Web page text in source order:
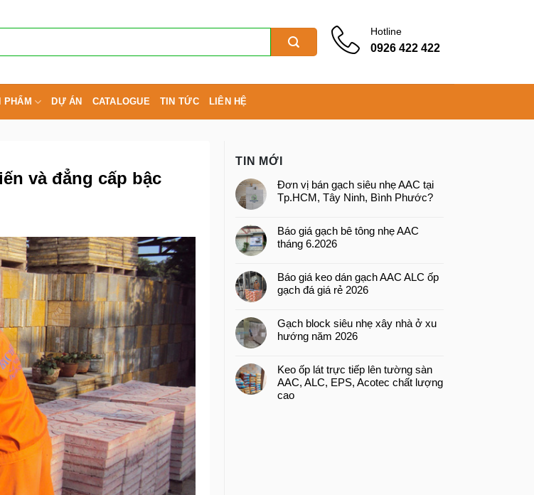
Hotline
0926 422 422
PHẨM DỰ ÁN CATALOGUE TIN TỨC LIÊN HỆ
và đẳng cấp bậc
TIN MỚI
Đơn vị bán gạch siêu nhẹ AAC tại
Tp.HCM, Tây Ninh, Bình Phước?
Báo giá gạch bê tông nhẹ AAC
tháng 6.2026
Báo giá keo dán gạch AAC ALC ốp
gạch đá giá rẻ 2026
Gạch block siêu nhẹ xây nhà ở xu
hướng năm 2026
Keo ốp lát trực tiếp lên tường sàn
AAC, ALC, EPS, Acotec chất lượng
cao